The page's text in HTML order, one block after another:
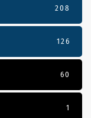
208
126
60
1